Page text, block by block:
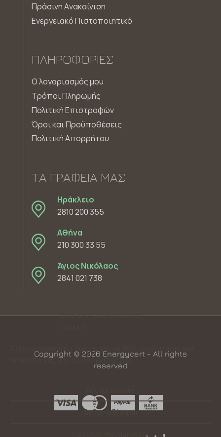
Διαχείριση Συγκατάθεσης
ιστότοπό μας και τις υπηρεσίες μας.
Δεν αποδέχομαι
Προβολή προτιμήσεων
Πράσινη Aνακαίνιση
Ενεργειακό Πιστοποιητικό
ΠΛΗΡΟΦΟΡΊΕΣ
Ο λογαριασμός μου
Τρόποι Πληρωμής
Πολιτική Επιστροφών
Όροι και Προϋποθέσεις
Πολιτική Απορρήτου
ΤΑ ΓΡΑΦΕΊΑ ΜΑΣ
Ηράκλειο
2810 200 355
Αθήνα
210 300 33 55
Άγιος Νικόλαος
2841 021 738
Copyright © 2026 Energycert - All rights
reserved